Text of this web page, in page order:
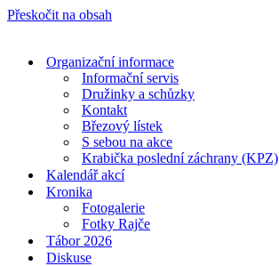
Přeskočit na obsah
Organizační informace
Informační servis
Družinky a schůzky
Kontakt
Březový lístek
S sebou na akce
Krabička poslední záchrany (KPZ)
Kalendář akcí
Kronika
Fotogalerie
Fotky Rajče
Tábor 2026
Diskuse